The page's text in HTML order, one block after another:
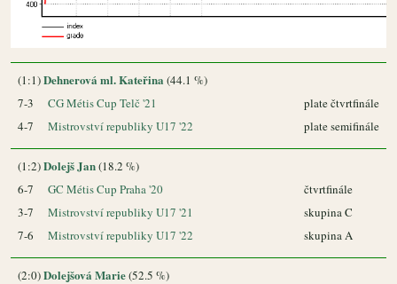
(1:1)Dehnerová ml. Kateřina (44.1 %)
7-3
CG Métis Cup Telč '21
plate čtvrtfinále
4-7
Mistrovství republiky U17 '22 plate semifinále
(1:2)Dolejš Jan(18.2 %)
6-7
GC Métis Cup Praha '20
čtvrtfinále
3-7
Mistrovství republiky U17 '21
skupina C
7-6
Mistrovství republiky U17 '22 skupina A
(2:0)Dolejšová Marie(52.5 %)